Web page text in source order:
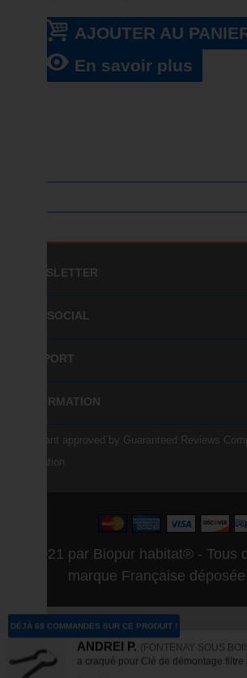
AJOUTER AU
En savoir plus
NEWSLETTER
GET SOCIAL
SUPPORT
INFORMATION
ANDREI P. (FONTENAY SOUS
a craqué pour Clé de démontage filtre
DÉJÀ 69 COMMANDES SUR CE PRODUIT !
Merchant approved by Guaranteed Reviews
attestation
© 2021 par Biopur habitat® - Tous
marque Française